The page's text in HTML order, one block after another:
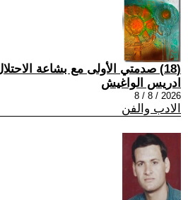
(18) صدمتي الأولى مع بشاعة الاحتلال في سبتة..!!
ادريس الواغيش
2026 / 8 / 8
الادب والفن